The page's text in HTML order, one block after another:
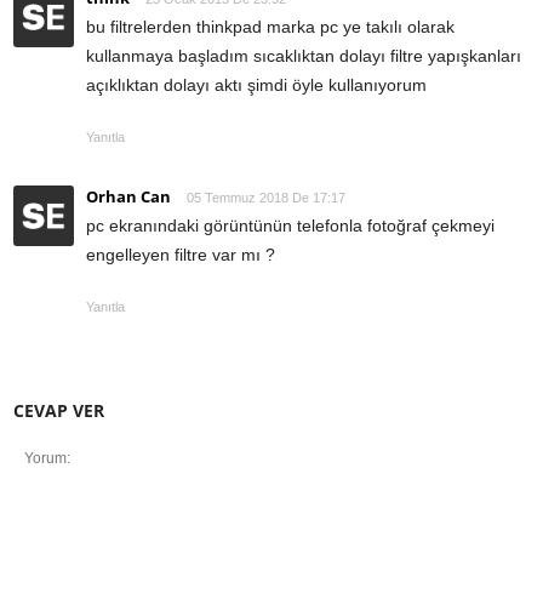
bu filtrelerden thinkpad marka pc ye takılı olarak
kullanmaya başladım sıcaklıktan dolayı filtre yapışkanları
açıklıktan dolayı aktı şimdi öyle kullanıyorum
Yanıtla
Orhan Can 05 Temmuz 2018 De 17:17
pc ekranındaki görüntünün telefonla fotoğraf çekmeyi
engelleyen filtre var mı ?
Yanıtla
CEVAP VER